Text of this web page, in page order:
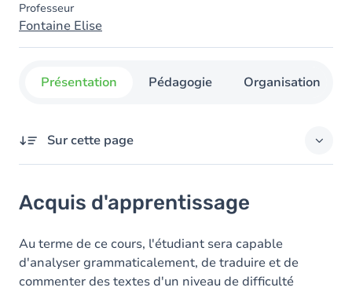
Professeur
Fontaine Elise
Présentation Pédagogie Organisation
Sur cette page
Objectifs
Contenu
Table des matières
Acquis d'apprentissage
Au terme de ce cours, l'étudiant sera capable
d'analyser grammaticalement, de traduire et de
commenter des textes d'un niveau de difficulté